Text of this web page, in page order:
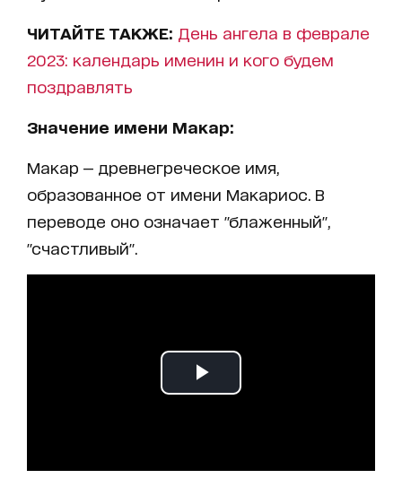
ЧИТАЙТЕ ТАКЖЕ: День ангела в феврале
2023: календарь именин и кого будем
поздравлять
Значение имени Макар:
Макар — древнегреческое имя,
образованное от имени Макариос. В
переводе оно означает "блаженный",
"счастливый".